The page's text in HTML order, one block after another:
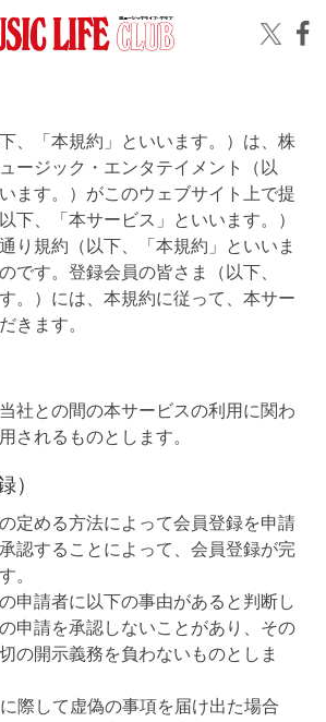
、「本規約」といいます。）は、株
ージック・エンタテイメント（以
ます。）がこのウェブサイト上で提
下、「本サービス」といいます。）
り規約（以下、「本規約」といいま
です。登録会員の皆さま（以下、
。）には、本規約に従って、本サー
きます。
社との間の本サービスの利用に関わ
されるものとします。
）
定める方法によって会員登録を申請
認することによって、会員登録が完
。
申請者に以下の事由があると判断し
申請を承認しないことがあり、その
の開示義務を負わないものとしま
際して虚偽の事項を届け出た場合